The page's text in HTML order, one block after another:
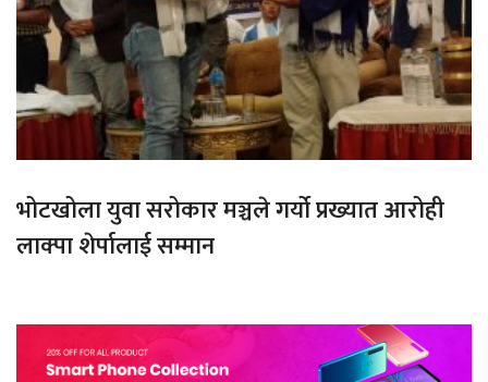
भोटखोला युवा सरोकार मञ्चले गर्यो प्रख्यात आरोही
लाक्पा शेर्पालाई सम्मान